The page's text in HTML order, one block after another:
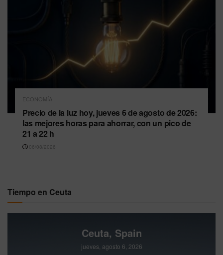
ECONOMÍA
Precio de la luz hoy, jueves 6 de agosto de 2026:
las mejores horas para ahorrar, con un pico de
21 a 22 h
06/08/2026
Tiempo en Ceuta
Ceuta, Spain
jueves, agosto 6, 2026